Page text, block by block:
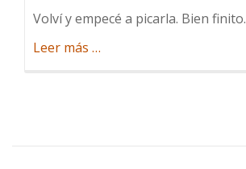
Volví y empecé a picarla. Bien finito.
Leer más acerca
…